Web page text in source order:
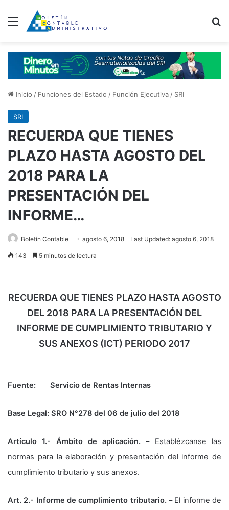
Menú
Inicio / Funciones del Estado / Función Ejecutiva / SRI
SRI
RECUERDA QUE TIENES
PLAZO HASTA AGOSTO DEL
2018 PARA LA
PRESENTACIÓN DEL
INFORME…
Boletín Contable agosto 6, 2018 Last Updated: agosto 6, 2018
143 5 minutos de lectura
RECUERDA QUE TIENES PLAZO HASTA AGOSTO
DEL 2018 PARA LA PRESENTACIÓN DEL
INFORME DE CUMPLIMIENTO TRIBUTARIO Y
SUS ANEXOS (ICT) PERIODO 2017
Fuente: Servicio de Rentas Internas
Base Legal: SRO N°278 del 06 de julio del 2018
Artículo 1.- Ámbito de aplicación. – Establézcanse las
normas para la elaboración y presentación del informe de
cumplimiento tributario y sus anexos.
Art. 2.- Informe de cumplimiento tributario. – El informe de